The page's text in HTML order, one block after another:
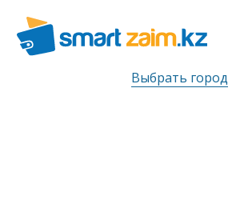
Выбрать город